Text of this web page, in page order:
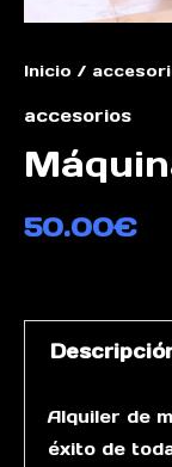
Inicio /
accesorios
50.00€
Alquiler de
éxito de